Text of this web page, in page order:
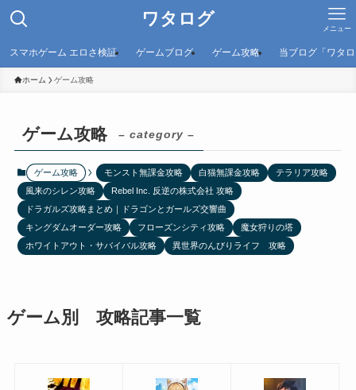
ワタログ メニュー
スマホゲーム エロさ検証 ゲームブログ ゲーム攻略 当ブログ「ワタ
ホーム ゲーム攻略
ゲーム攻略 – category –
ゲーム攻略 モンスト無課金攻略 白猫無課金攻略
テラリア攻略
風来のシレン攻略
Rebel Inc. 反逆の株式会社 攻略
ドラガルズ攻略まとめ｜ドラゴンとガールズ交響曲
キングダムオーダー攻略
フローズンシティ攻略
魔女狩りの塔
ホワイトアウト・サバイバル攻略
異世界のんびりライフ 攻略
ゲーム別 攻略記事一覧